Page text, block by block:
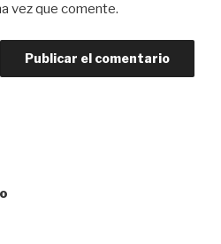
vez que comente.